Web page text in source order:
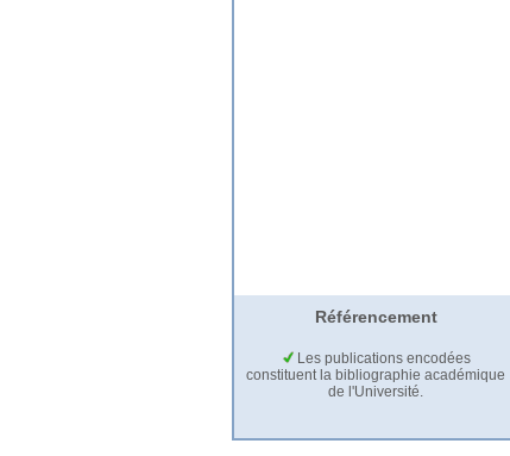
Référencement
Les publications encodées
constituent la bibliographie académique
de l'Université.